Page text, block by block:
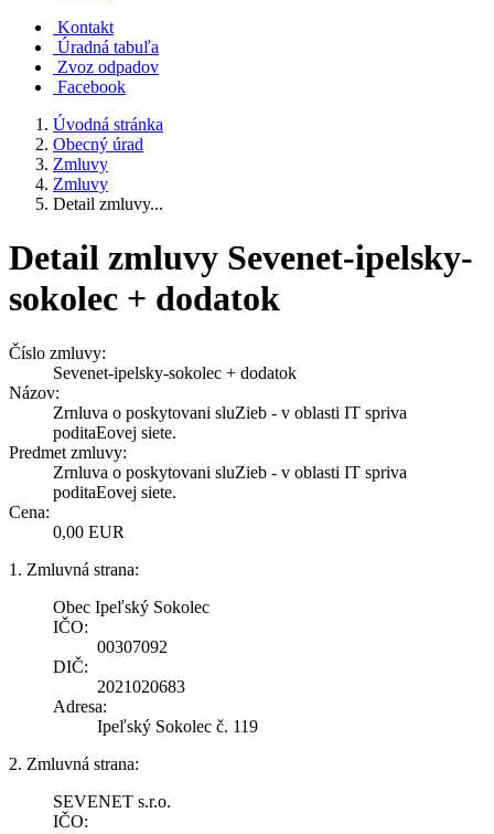
Kontakt
Úradná tabuľa
Zvoz odpadov
Facebook
Úvodná stránka
Obecný úrad
Zmluvy
Zmluvy
Detail zmluvy...
Detail zmluvy Sevenet-ipelsky-
sokolec + dodatok
Číslo zmluvy:
Sevenet-ipelsky-sokolec + dodatok
Názov:
Zrnluva o poskytovani sluZieb - v oblasti IT spriva
poditaEovej siete.
Predmet zmluvy:
Zrnluva o poskytovani sluZieb - v oblasti IT spriva
poditaEovej siete.
Cena:
0,00 EUR
1. Zmluvná strana:
Obec Ipeľský Sokolec
IČO:
00307092
DIČ:
2021020683
Adresa:
Ipeľský Sokolec č. 119
2. Zmluvná strana:
SEVENET s.r.o.
IČO: